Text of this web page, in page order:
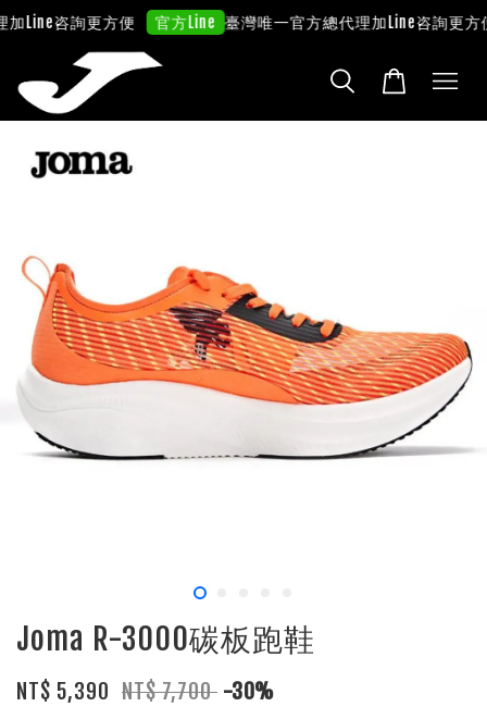
Line咨詢更方便 官方Line 臺灣唯一官方總代理加Line咨詢更方便
Joma R-3000碳板跑鞋
NT$ 5,390 NT$ 7,700 -30%